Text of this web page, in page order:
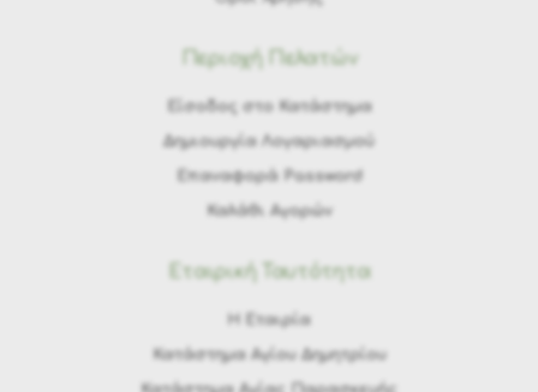
Περιοχή Πελατών
Είσοδος στο Κατάστημα
Δημιουργία Λογαριασμού
Επαναφορά Password
Καλάθι Αγορών
Εταιρική Ταυτότητα
H Εταιρία
Κατάστημα Αγίου Δημητρίου